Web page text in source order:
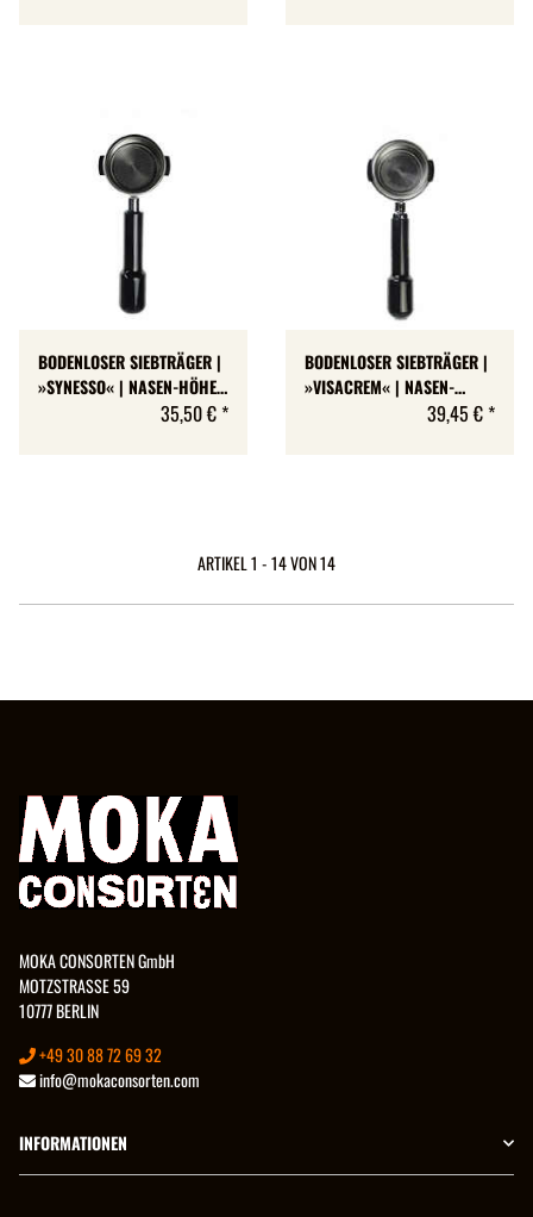
BODENLOSER SIEBTRÄGER |
»SYNESSO« | NASEN-HÖHE:
35,50 € *
BODENLOSER SIEBTRÄGER |
»VISACREM« | NASEN-
39,45 € *
ARTIKEL 1 - 14 VON 14
MOKA CONSORTEN GmbH
MOTZSTRASSE 59
10777 BERLIN
+49 30 88 72 69 32
info@mokaconsorten.com
INFORMATIONEN